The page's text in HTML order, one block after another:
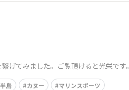
げてみました。ご覧頂けると光栄です。
島 カヌー マリンスポーツ